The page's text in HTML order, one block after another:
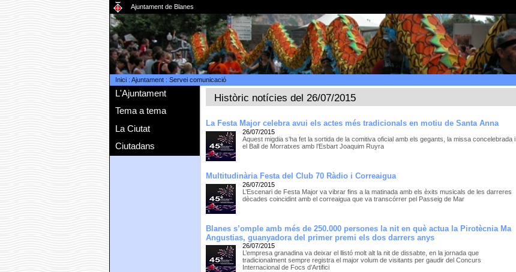
Ajuntament de Blanes
Inici: Ajuntament: Servei comunicació
L'Ajuntament
Tema a tema
La Ciutat
Ciutadans
Històric notícies del 26/07/2015
La Festa Major celebra avui els actes més tradicionals en motiu de Santa Anna
26/07/2015
Aquest migdia s’ha fet la sortida de la comitiva oficial amb els gegants, la missa concelebrada i
el Ball de Morratxes amb l’Esbart Joaquim Ruyra
Multitudinària Festa del Club 70 Ràdio i Correaigua
26/07/2015
L’Escenari de Festa Major va vibrar fins a la matinada amb els èxits musicals de les darreres
dècades coincidint amb el correaigua que va transcórrer pel Passeig de Mar
Blanes s’omple amb més de 250.000 persones la nit en què actua la Pirotècnia Ma
Angustias, guanyadora del primer premi els dos darrers anys
26/07/2015
L’empresa granadina va deixar el llistó molt alt la nit de dissabte, en la jornada que
tradicionalment sempre registra el major volum de visitants per gaudir del Concurs
Internacional de Focs d’Artifici